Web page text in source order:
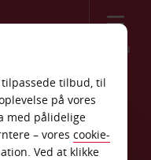
Menu
tilbud, til
på vores
med pålidelige
– vores cookie-
Ved at klikke